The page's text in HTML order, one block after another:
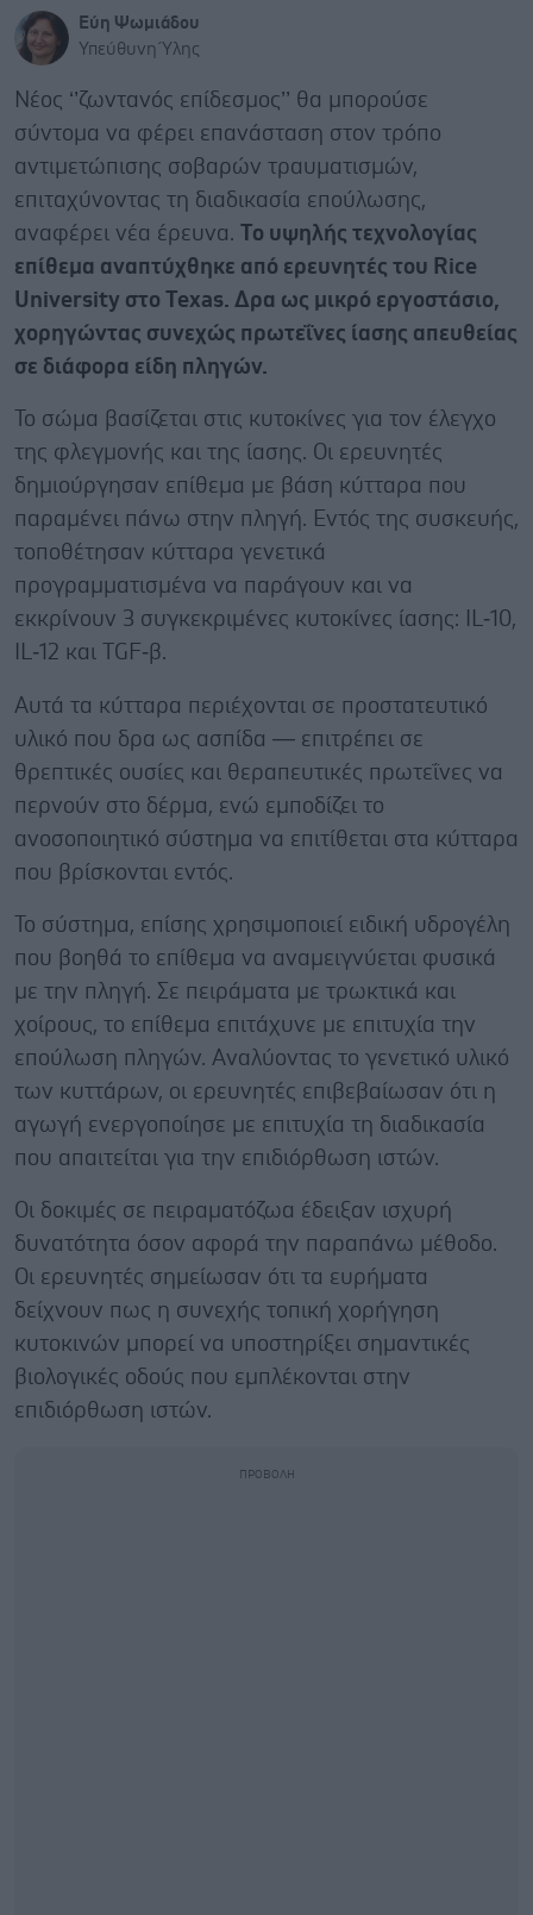
Εύη Ψωμιάδου
Υπεύθυνη Ύλης
Νέος ‘’ζωντανός επίδεσμος’’ θα μπορούσε
σύντομα να φέρει επανάσταση στον τρόπο
αντιμετώπισης σοβαρών τραυματισμών,
επιταχύνοντας τη διαδικασία επούλωσης,
αναφέρει νέα έρευνα. Το υψηλής τεχνολογίας
επίθεμα αναπτύχθηκε από ερευνητές του Rice
University στο Texas. Δρα ως μικρό εργοστάσιο,
χορηγώντας συνεχώς πρωτεΐνες ίασης απευθείας
σε διάφορα είδη πληγών.
Το σώμα βασίζεται στις κυτοκίνες για τον έλεγχο
της φλεγμονής και της ίασης. Οι ερευνητές
δημιούργησαν επίθεμα με βάση κύτταρα που
παραμένει πάνω στην πληγή. Εντός της συσκευής,
τοποθέτησαν κύτταρα γενετικά
προγραμματισμένα να παράγουν και να
εκκρίνουν 3 συγκεκριμένες κυτοκίνες ίασης: IL‑10,
IL‑12 και TGF‑β.
Αυτά τα κύτταρα περιέχονται σε προστατευτικό
υλικό που δρα ως ασπίδα — επιτρέπει σε
θρεπτικές ουσίες και θεραπευτικές πρωτεΐνες να
περνούν στο δέρμα, ενώ εμποδίζει το
ανοσοποιητικό σύστημα να επιτίθεται στα κύτταρα
που βρίσκονται εντός.
Το σύστημα, επίσης χρησιμοποιεί ειδική υδρογέλη
που βοηθά το επίθεμα να αναμειγνύεται φυσικά
με την πληγή. Σε πειράματα με τρωκτικά και
χοίρους, το επίθεμα επιτάχυνε με επιτυχία την
επούλωση πληγών. Αναλύοντας το γενετικό υλικό
των κυττάρων, οι ερευνητές επιβεβαίωσαν ότι η
αγωγή ενεργοποίησε με επιτυχία τη διαδικασία
που απαιτείται για την επιδιόρθωση ιστών.
Οι δοκιμές σε πειραματόζωα έδειξαν ισχυρή
δυνατότητα όσον αφορά την παραπάνω μέθοδο.
Οι ερευνητές σημείωσαν ότι τα ευρήματα
δείχνουν πως η συνεχής τοπική χορήγηση
κυτοκινών μπορεί να υποστηρίξει σημαντικές
βιολογικές οδούς που εμπλέκονται στην
επιδιόρθωση ιστών.